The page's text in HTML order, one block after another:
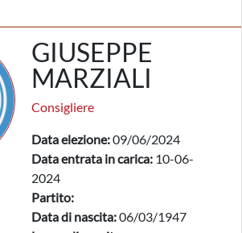
GIUSEPPE
MARZIALI
Consigliere
Data elezione:09/06/2024
Data entrata in carica: 10-06-
2024
Partito:
Data di nascita:06/03/1947